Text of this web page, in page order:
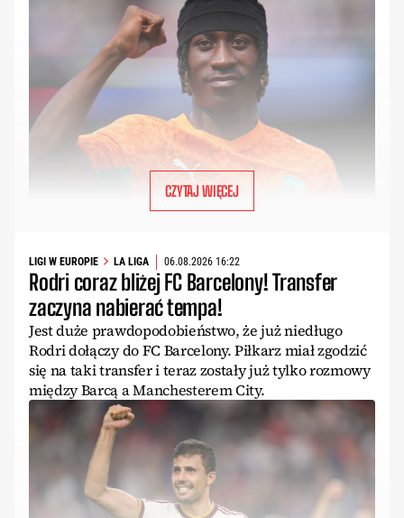
CZYTAJ WIĘCEJ
LIGI W EUROPIE LA LIGA 06.08.2026 16:22
Rodri coraz bliżej FC Barcelony! Transfer
zaczyna nabierać tempa!
Jest duże prawdopodobieństwo, że już niedługo
Rodri dołączy do FC Barcelony. Piłkarz miał zgodzić
się na taki transfer i teraz zostały już tylko rozmowy
między Barcą a Manchesterem City.